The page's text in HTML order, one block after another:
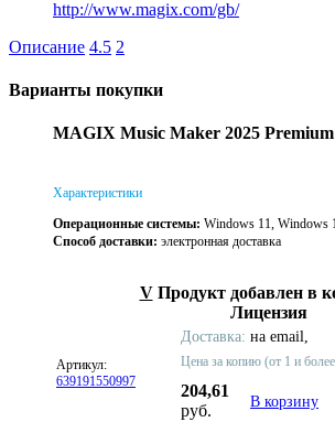
http://www.magix.com/gb/
Описание 4.5 2
Варианты покупки
MAGIX Music Maker 2025 Premium
Характеристики
Операционные системы: Windows 11, Windows
Способ доставки: электронная доставка
V Продукт добавлен в
Лицензия
Артикул:
639191550997
Доставка: на email,
Цена за копию (от 1 и
204,61
руб.
В корзину